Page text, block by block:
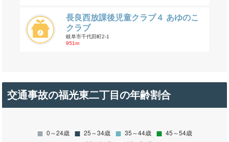
長良西放課後児童クラブ４ あゆのこ
クラブ
岐阜市千代田町2-1
951m
交通事故の福光東二丁目の年齢割合